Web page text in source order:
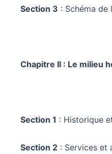
Section 3 : Schéma
Chapitre II : Le milieu
Section 1 : Historique
Section 2 : Services et